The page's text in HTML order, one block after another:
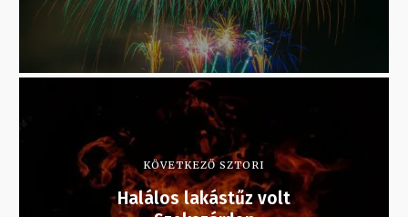
KÖVETKEZŐ SZTORI
Halálos lakástűz volt